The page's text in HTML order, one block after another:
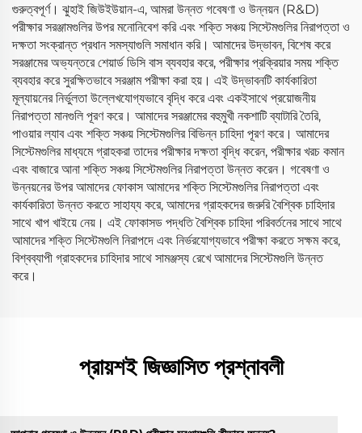
গুরুত্বপূর্ণ। ঝুহাই জিউইউয়ান-এ, আমরা উন্নত গবেষণা ও উন্নয়ন (R&D)
পরীক্ষার সরঞ্জামগুলির উপর মনোনিবেশ করি এবং শক্তি সঞ্চয় সিস্টেমগুলির নিরাপত্তা ও
দক্ষতা সংক্রান্ত প্রধান সমস্যাগুলি সমাধান করি। আমাদের উদ্ভাবন, বিশেষ করে
সরঞ্জামের অভ্যন্তরে শেয়ার্ড ডিসি বাস ব্যবহার করে, পরীক্ষার প্রক্রিয়ার সময় শক্তি
ব্যবহার করে সুরক্ষিতভাবে সরঞ্জাম পরীক্ষা করা হয়। এই উদ্ভাবনটি কার্যকারিতা
মূল্যায়নের নির্ভুলতা উল্লেখযোগ্যভাবে বৃদ্ধি করে এবং একইসাথে প্রয়োজনীয়
নিরাপত্তা মানগুলি পূরণ করে। আমাদের সরঞ্জামের বহুমুখী নকশাটি ব্যাটারি তৈরি,
পাওয়ার ল্যাব এবং শক্তি সঞ্চয় সিস্টেমগুলির বিভিন্ন চাহিদা পূরণ করে। আমাদের
সিস্টেমগুলির মাধ্যমে গ্রাহকরা তাদের পরীক্ষার দক্ষতা বৃদ্ধি করেন, পরীক্ষার খরচ কমান
এবং বাজারে আনা শক্তি সঞ্চয় সিস্টেমগুলির নিরাপত্তা উন্নত করেন। গবেষণা ও
উন্নয়নের উপর আমাদের ফোকাস আমাদের শক্তি সিস্টেমগুলির নিরাপত্তা এবং
কার্যকারিতা উন্নত করতে সাহায্য করে, আমাদের গ্রাহকদের জরুরি বৈশ্বিক চাহিদার
সাথে খাপ খাইয়ে নেয়। এই ফোকাসড পদ্ধতি বৈশ্বিক চাহিদা পরিবর্তনের সাথে সাথে
আমাদের শক্তি সিস্টেমগুলি নিরাপদে এবং নির্ভরযোগ্যভাবে পরীক্ষা করতে সক্ষম করে,
বিশ্বব্যাপী গ্রাহকদের চাহিদার সাথে সামঞ্জস্য রেখে আমাদের সিস্টেমগুলি উন্নত
করে।
প্রায়শই জিজ্ঞাসিত প্রশ্নাবলী